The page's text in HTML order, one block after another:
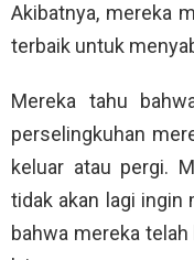
Akibatnya, mereka
terbaik untuk
Mereka tahu
perselingkuhan
keluar atau pergi.
tidak akan lagi ingin
bahwa mereka